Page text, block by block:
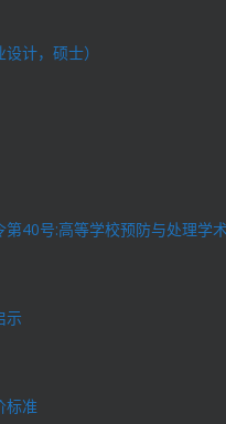
计，硕士）
40号:高等学校预防与处理学
示
标准